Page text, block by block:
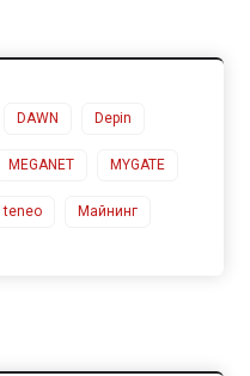
DAWN Depin
MEGANET MYGATE
teneo Майнинг